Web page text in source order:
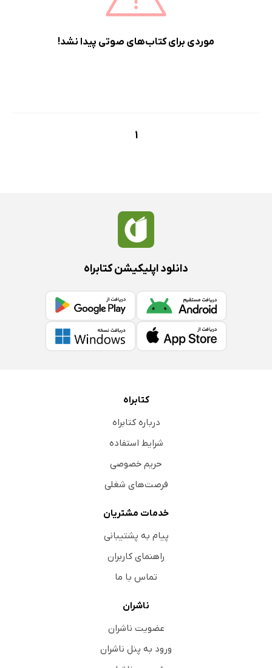
پربحث‌ها
موردی برای کتاب‌های صوتی پیدا نشد!
1
دانلود اپلیکیشن کتابراه
کتابراه
درباره کتابراه
شرایط استفاده
حریم خصوصی
فرصت‌های شغلی
خدمات مشتریان
پیام به پشتیبانی
راهنمای کاربران
تماس با ما
ناشران
عضویت ناشران
ورود به پنل ناشران